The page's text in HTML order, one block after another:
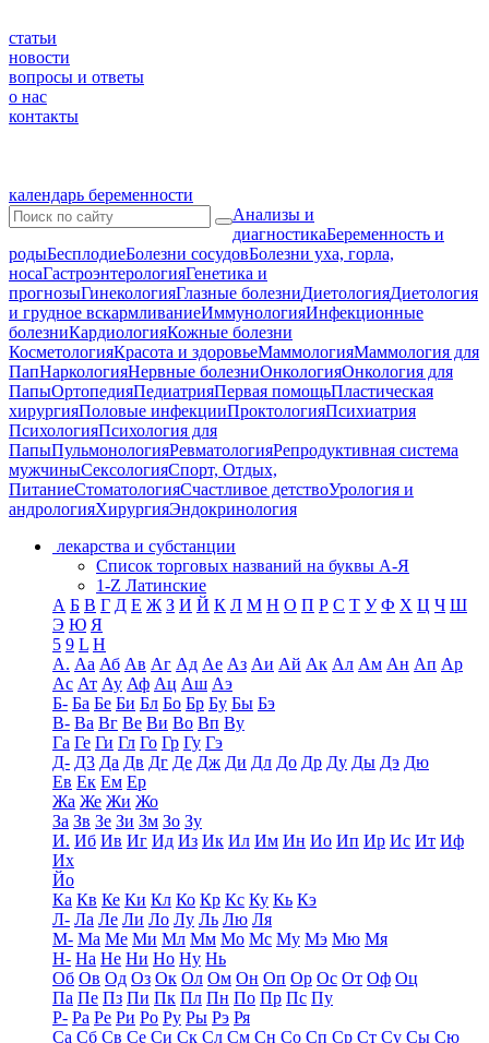
статьи
новости
вопросы и ответы
о нас
контакты
календарь беременности
Анализы и
диагностикаБеременность и
родыБесплодиеБолезни сосудовБолезни уха, горла,
носаГастроэнтерологияГенетика и
прогнозыГинекологияГлазные болезниДиетологияДиетология
и грудное вскармливаниеИммунологияИнфекционные
болезниКардиологияКожные болезни
КосметологияКрасота и здоровьеМаммологияМаммология для
ПапНаркологияНервные болезниОнкологияОнкология для
ПапыОртопедияПедиатрияПервая помощьПластическая
хирургияПоловые инфекцииПроктологияПсихиатрия
ПсихологияПсихология для
ПапыПульмонологияРевматологияРепродуктивная система
мужчиныСексологияСпорт, Отдых,
ПитаниеСтоматологияСчастливое детствоУрология и
андрологияХирургияЭндокринология
лекарства и субстанции
Список торговых названий на буквы А-Я
1-Z Латинские
А Б В Г Д Е Ж З И Й К Л М Н О П Р С Т У Ф Х Ц Ч Ш
Э Ю Я
5 9 L H
А. Аа Аб Ав Аг Ад Ае Аз Аи Ай Ак Ал Ам Ан Ап Ар
Ас Ат Ау Аф Ац Аш Аэ
Б- Ба Бе Би Бл Бо Бр Бу Бы Бэ
В- Ва Вг Ве Ви Во Вп Ву
Га Ге Ги Гл Го Гр Гу Гэ
Д- Д3 Да Дв Дг Де Дж Ди Дл До Др Ду Ды Дэ Дю
Ев Ек Ем Ер
Жа Же Жи Жо
За Зв Зе Зи Зм Зо Зу
И. Иб Ив Иг Ид Из Ик Ил Им Ин Ио Ип Ир Ис Ит Иф
Их
Йо
Ка Кв Ке Ки Кл Ко Кр Кс Ку Кь Кэ
Л- Ла Ле Ли Ло Лу Ль Лю Ля
М- Ма Ме Ми Мл Мм Мо Мс Му Мэ Мю Мя
Н- На Не Ни Но Ну Нь
Об Ов Од Оз Ок Ол Ом Он Оп Ор Ос От Оф Оц
Па Пе Пз Пи Пк Пл Пн По Пр Пс Пу
Р- Ра Ре Ри Ро Ру Ры Рэ Ря
Са Сб Св Се Си Ск Сл См Сн Со Сп Ср Ст Су Сы Сю